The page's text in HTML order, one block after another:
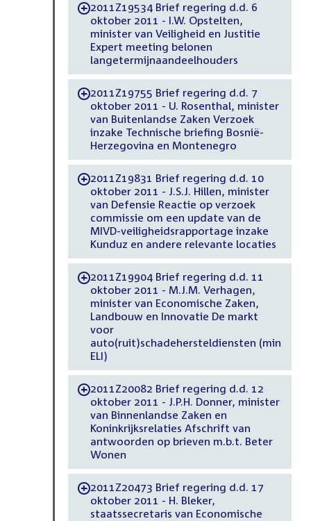
-2011Z19534 Brief regering d.d. 6
oktober 2011 - I.W. Opstelten,
minister van Veiligheid en Justitie
Expert meeting belonen
langetermijnaandeelhouders
-2011Z19755 Brief regering d.d. 7
oktober 2011 - U. Rosenthal, minister
van Buitenlandse Zaken Verzoek
inzake Technische briefing Bosnië-
Herzegovina en Montenegro
-2011Z19831 Brief regering d.d. 10
oktober 2011 - J.S.J. Hillen, minister
van Defensie Reactie op verzoek
commissie om een update van de
MIVD-veiligheidsrapportage inzake
Kunduz en andere relevante locaties
-2011Z19904 Brief regering d.d. 11
oktober 2011 - M.J.M. Verhagen,
minister van Economische Zaken,
Landbouw en Innovatie De markt
voor
auto(ruit)schadehersteldiensten (min
ELI)
-2011Z20082 Brief regering d.d. 12
oktober 2011 - J.P.H. Donner, minister
van Binnenlandse Zaken en
Koninkrijksrelaties Afschrift van
antwoorden op brieven m.b.t. Beter
Wonen
-2011Z20473 Brief regering d.d. 17
oktober 2011 - H. Bleker,
staatssecretaris van Economische